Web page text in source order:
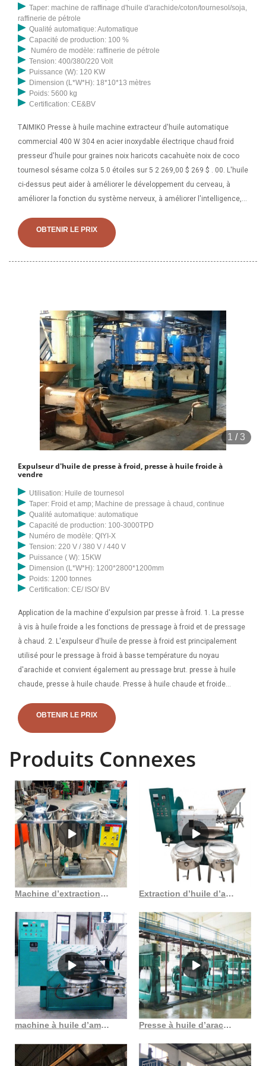
Taper: machine de raffinage d'huile d'arachide/coton/tournesol/soja,
raffinerie de pétrole
Qualité automatique: Automatique
Capacité de production: 100 %
Numéro de modèle: raffinerie de pétrole
Tension: 400/380/220 Volt
Puissance (W): 120 KW
Dimension (L*W*H): 18*10*13 mètres
Poids: 5600 kg
Certification: CE&BV
TAIMIKO Presse à huile machine extracteur d'huile automatique
commercial 400 W 304 en acier inoxydable électrique chaud froid
presseur d'huile pour graines noix haricots cacahuète noix de coco
tournesol sésame colza 5.0 étoiles sur 5 2 269,00 $ 269 $ . 00. L'huile
ci-dessus peut aider à améliorer le développement du cerveau, à
améliorer la fonction du système nerveux, à améliorer l'intelligence,
femmes enceintes ----- l'huile d'arachide, l'huile de noyau de noix
L'huile d'arachide et l'huile de noyau de noix peuvent améliorer
OBTENIR LE PRIX
1 /3
Expulseur d'huile de presse à froid, presse à huile froide à
vendre
Utilisation: Huile de tournesol
Taper: Froid et amp; Machine de pressage à chaud, continue
Qualité automatique: automatique
Capacité de production: 100-3000TPD
Numéro de modèle: QIYI-X
Tension: 220 V / 380 V / 440 V
Puissance ( W): 15KW
Dimension (L*W*H): 1200*2800*1200mm
Poids: 1200 tonnes
Certification: CE/ ISO/ BV
Application de la machine d'expulsion par presse à froid. 1. La presse
à vis à huile froide a les fonctions de pressage à froid et de pressage
à chaud. 2. L'expulseur d'huile de presse à froid est principalement
utilisé pour le pressage à froid à basse température du noyau
d'arachide et convient également au pressage brut. presse à huile
chaude, presse à huile chaude. Presse à huile chaude et froide
tournesol, d'amande et de sésame de haute qualité à bas prix 1 000 $
US - 10 000 $ / ensemble 1 ensemble (commande minimale) 10 ANS
OBTENIR LE PRIX
Produits Connexes
Machine d’extraction d’huile de noix de coco philippine, machine à huile froide à vis Extraction d’huile d’abrasin de machine d’extraction d’huile d’eucalyptus de haute qualité
machine à huile d’amande bio et raffinée au Cameroun Presse à huile d’arachide presse à huile à vis intégrée pour le pressage à froid